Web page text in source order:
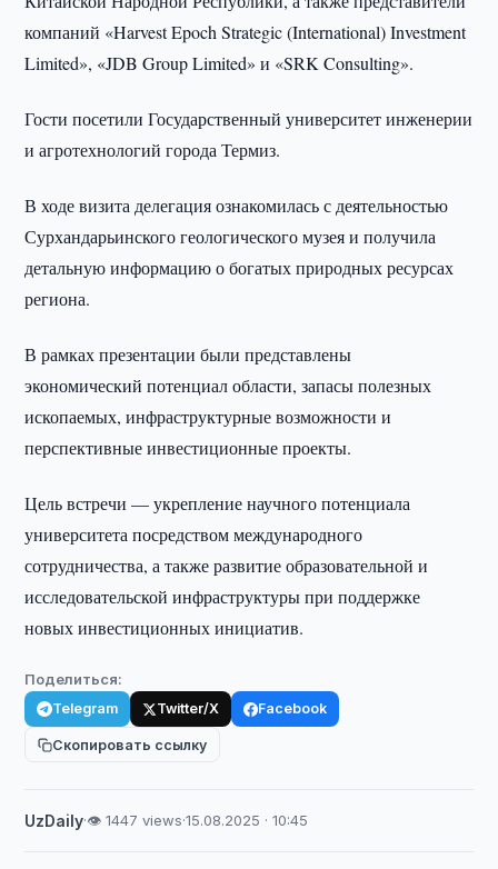
компаний «Harvest Epoch Strategic (International) Investment
Limited», «JDB Group Limited» и «SRK Consulting».
Гости посетили Государственный университет инженерии
и агротехнологий города Термиз.
В ходе визита делегация ознакомилась с деятельностью
Сурхандарьинского геологического музея и получила
детальную информацию о богатых природных ресурсах
региона.
В рамках презентации были представлены
экономический потенциал области, запасы полезных
ископаемых, инфраструктурные возможности и
перспективные инвестиционные проекты.
Цель встречи — укрепление научного потенциала
университета посредством международного
сотрудничества, а также развитие образовательной и
исследовательской инфраструктуры при поддержке
новых инвестиционных инициатив.
Поделиться:
Telegram Twitter/X Facebook
Скопировать ссылку
UzDaily·👁 1447 views·15.08.2025 · 10:45